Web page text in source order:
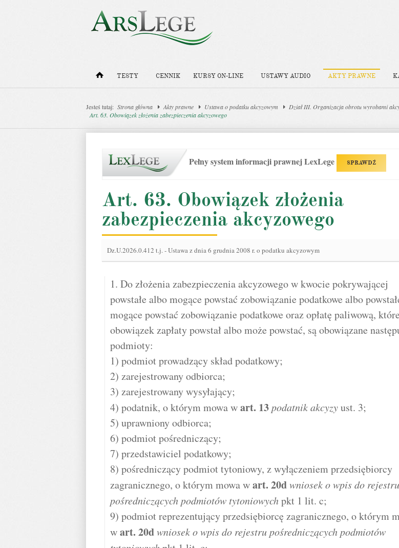
TESTY CENNIK KURSY ON-LINE USTAWY AUDIO AKTY PRAWNE
Jesteś tutaj: Strona główna Akty prawne Ustawa o podatku akcyzowym Dział III. Organizacja obrotu wyrobami
Art. 63. Obowiązek złożenia zabezpieczenia akcyzowego
Pełny system informacji prawnej LexLege SPRAWDŹ
Art. 63. Obowiązek złożenia
zabezpieczenia akcyzowego
Dz.U.2026.0.412 t.j.-Ustawa z dnia 6 grudnia 2008 r. o podatku akcyzowym
1. Do złożenia zabezpieczenia akcyzowego w kwocie pokrywającej
powstałe albo mogące powstać zobowiązanie podatkowe albo
mogące powstać zobowiązanie podatkowe oraz opłatę paliwową,
obowiązek zapłaty powstał albo może powstać, są obowiązane
podmioty:
1) podmiot prowadzący skład podatkowy;
2) zarejestrowany odbiorca;
3) zarejestrowany wysyłający;
4) podatnik, o którym mowa wart. 13 podatnik akcyzyust. 3;
5) uprawniony odbiorca;
6) podmiot pośredniczący;
7) przedstawiciel podatkowy;
8) pośredniczący podmiot tytoniowy, z wyłączeniem przedsiębiorcy
zagranicznego, o którym mowa wart. 20dwniosek o wpis do rejestru
pośredniczących podmiotów tytoniowychpkt 1 lit. c;
9) podmiot reprezentujący przedsiębiorcę zagranicznego, o którym
wart. 20dwniosek o wpis do rejestru pośredniczących podmiotów